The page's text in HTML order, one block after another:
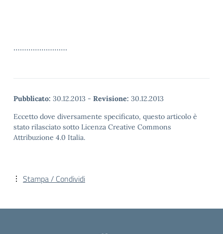
…………………….
Pubblicato: 30.12.2013 - Revisione: 30.12.2013
Eccetto dove diversamente specificato, questo articolo è
stato rilasciato sotto Licenza Creative Commons
Attribuzione 4.0 Italia.
Stampa / Condividi